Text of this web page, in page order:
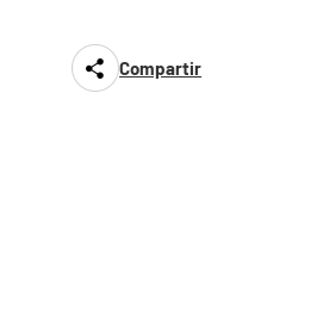
Compartir